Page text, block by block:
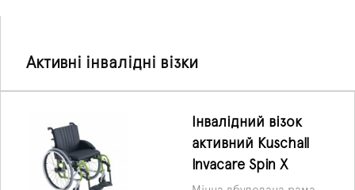
Активні інвалідні візки
Інвалідний візок
активний Kuschall
Invacare Spin X